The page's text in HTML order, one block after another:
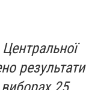
результати